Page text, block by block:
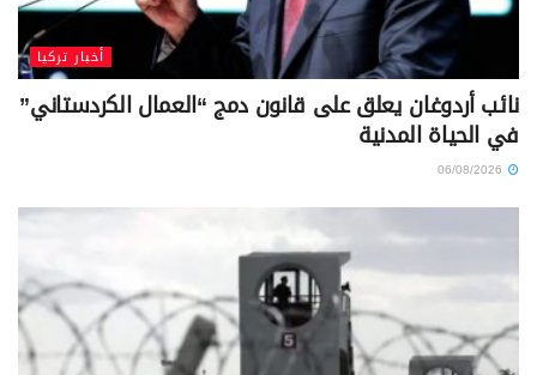
أخبار تركيا
نائب أردوغان يعلق على قانون دمج “العمال الكردستاني”
في الحياة المدنية